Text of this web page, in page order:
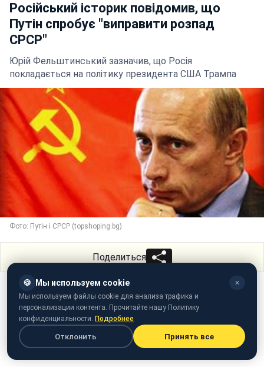
Російський історик повідомив, що
Путін спробує "виправити розпад
СРСР"
Юрій Фельштинський зазначив, що Росія
покладається на політику президента США Трампа
Фото: Путін і СРСР (topshoping.bg)
Поделиться
🍪 Мы используем cookie ✕
Мы используем файлы cookie для анализа трафика и
персонализации контента. Прочитайте нашу Политику
конфиденциальности. Подробнее
Отклонить Принять все